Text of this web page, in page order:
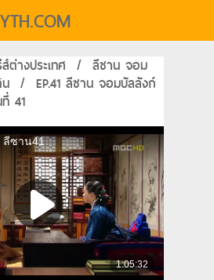
ต่างประเทศ / ลีซาน จอม
/ EP.41 ลีซาน จอมบัลลังก์
41